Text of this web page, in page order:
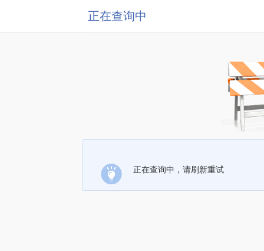
正在查询中
正在查询中，请刷新重试